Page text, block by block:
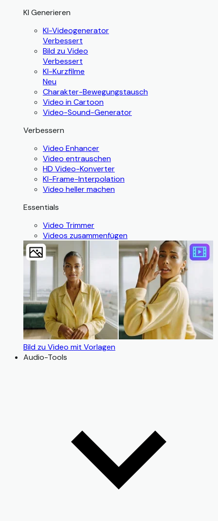
KI Generieren
KI-Videogenerator
Verbessert
Bild zu Video
Verbessert
KI-Kurzfilme
Neu
Charakter-Bewegungstausch
Video in Cartoon
Video-Sound-Generator
Verbessern
Video Enhancer
Video entrauschen
HD Video-Konverter
KI-Frame-Interpolation
Video heller machen
Essentials
Video Trimmer
Videos zusammenfügen
Bild zu Video mit Vorlagen
Audio-Tools